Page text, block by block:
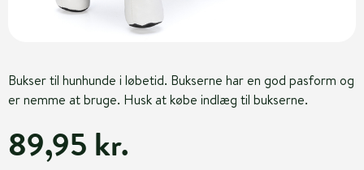
Bukser til hunhunde i løbetid. Bukserne har en god pasform og
er nemme at bruge. Husk at købe indlæg til bukserne.
89,95 kr.